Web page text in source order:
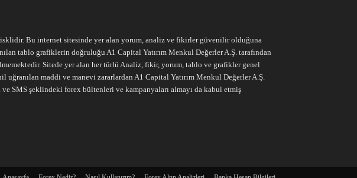
risklidir. Bu internet sitesinde yer alan yorum, analiz ve fikirler güvenilir olduğuna
tablo grafiklerin doğruluğu A1 Capital Yatırım Menkul Değerler A.Ş. tarafından
Sitede yer alan her türlü Analiz, fikir, yorum, tablo ve grafikler genel
maddi ve manevi zararlardan A1 Capital Yatırım Menkul Değerler A.Ş.
SMS şeklindeki forex bültenleri ve kampanyaları almayı da kabul etmiş